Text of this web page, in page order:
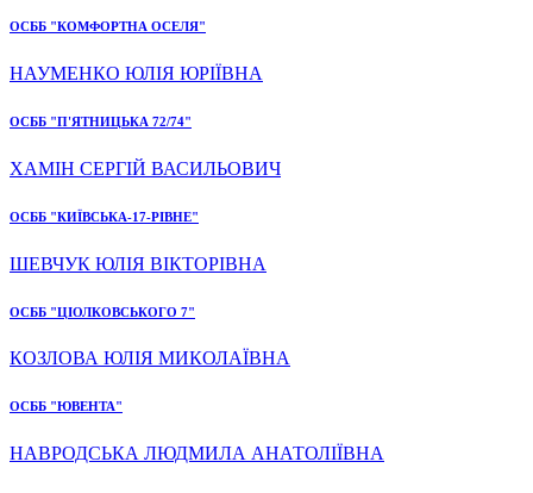
ОСББ "КОМФОРТНА ОСЕЛЯ"
НАУМЕНКО ЮЛІЯ ЮРІЇВНА
ОСББ "П'ЯТНИЦЬКА 72/74"
ХАМІН СЕРГІЙ ВАСИЛЬОВИЧ
ОСББ "КИЇВСЬКА-17-РІВНЕ"
ШЕВЧУК ЮЛІЯ ВІКТОРІВНА
ОСББ "ЦІОЛКОВСЬКОГО 7"
КОЗЛОВА ЮЛІЯ МИКОЛАЇВНА
ОСББ "ЮВЕНТА"
НАВРОДСЬКА ЛЮДМИЛА АНАТОЛІЇВНА